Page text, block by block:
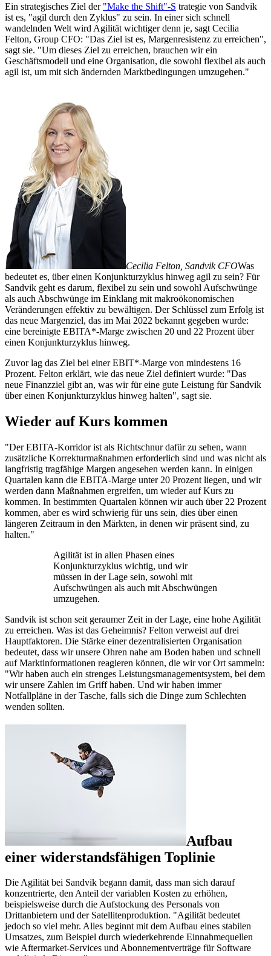
Ein strategisches Ziel der "Make the Shift"-S trategie von Sandvik
ist es, "agil durch den Zyklus" zu sein. In einer sich schnell
wandelnden Welt wird Agilität wichtiger denn je, sagt Cecilia
Felton, Group CFO: "Das Ziel ist es, Margenresistenz zu erreichen",
sagt sie. "Um dieses Ziel zu erreichen, brauchen wir ein
Geschäftsmodell und eine Organisation, die sowohl flexibel als auch
agil ist, um mit sich ändernden Marktbedingungen umzugehen."
Cecilia Felton, Sandvik CFOWas
bedeutet es, über einen Konjunkturzyklus hinweg agil zu sein? Für
Sandvik geht es darum, flexibel zu sein und sowohl Aufschwünge
als auch Abschwünge im Einklang mit makroökonomischen
Veränderungen effektiv zu bewältigen. Der Schlüssel zum Erfolg ist
das neue Margenziel, das im Mai 2022 bekannt gegeben wurde:
eine bereinigte EBITA*-Marge zwischen 20 und 22 Prozent über
einen Konjunkturzyklus hinweg.
Zuvor lag das Ziel bei einer EBIT*-Marge von mindestens 16
Prozent. Felton erklärt, wie das neue Ziel definiert wurde: "Das
neue Finanzziel gibt an, was wir für eine gute Leistung für Sandvik
über einen Konjunkturzyklus hinweg halten", sagt sie.
Wieder auf Kurs kommen
"Der EBITA-Korridor ist als Richtschnur dafür zu sehen, wann
zusätzliche Korrekturmaßnahmen erforderlich sind und was nicht als
langfristig tragfähige Margen angesehen werden kann. In einigen
Quartalen kann die EBITA-Marge unter 20 Prozent liegen, und wir
werden dann Maßnahmen ergreifen, um wieder auf Kurs zu
kommen. In bestimmten Quartalen können wir auch über 22 Prozent
kommen, aber es wird schwierig für uns sein, dies über einen
längeren Zeitraum in den Märkten, in denen wir präsent sind, zu
halten."
Agilität ist in allen Phasen eines
Konjunkturzyklus wichtig, und wir
müssen in der Lage sein, sowohl mit
Aufschwüngen als auch mit Abschwüngen
umzugehen.
Sandvik ist schon seit geraumer Zeit in der Lage, eine hohe Agilität
zu erreichen. Was ist das Geheimnis? Felton verweist auf drei
Hauptfaktoren. Die Stärke einer dezentralisierten Organisation
bedeutet, dass wir unsere Ohren nahe am Boden haben und schnell
auf Marktinformationen reagieren können, die wir vor Ort sammeln:
"Wir haben auch ein strenges Leistungsmanagementsystem, bei dem
wir unsere Zahlen im Griff haben. Und wir haben immer
Notfallpläne in der Tasche, falls sich die Dinge zum Schlechten
wenden sollten.
Aufbau
einer widerstandsfähigen Toplinie
Die Agilität bei Sandvik begann damit, dass man sich darauf
konzentrierte, den Anteil der variablen Kosten zu erhöhen,
beispielsweise durch die Aufstockung des Personals von
Drittanbietern und der Satellitenproduktion. "Agilität bedeutet
jedoch so viel mehr. Alles beginnt mit dem Aufbau eines stabilen
Umsatzes, zum Beispiel durch wiederkehrende Einnahmequellen
wie Aftermarket-Services und Abonnementverträge für Software